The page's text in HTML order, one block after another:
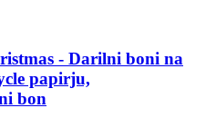
-​ Darilni boni na
papirju,
bon